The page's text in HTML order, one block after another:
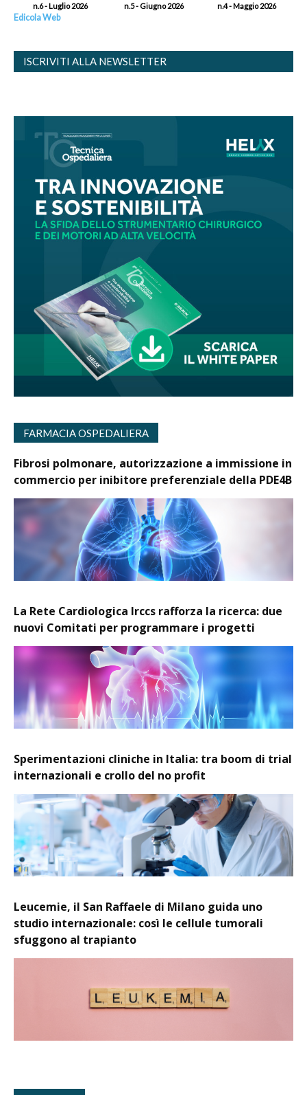
n.6 - Luglio 2026 n.5 - Giugno 2026 n.4 - Maggio 2026
Edicola Web
ISCRIVITI ALLA NEWSLETTER
FARMACIA OSPEDALIERA
Fibrosi polmonare, autorizzazione a immissione in
commercio per inibitore preferenziale della PDE4B
La Rete Cardiologica Irccs rafforza la ricerca: due
nuovi Comitati per programmare i progetti
Sperimentazioni cliniche in Italia: tra boom di trial
internazionali e crollo del no profit
Leucemie, il San Raffaele di Milano guida uno
studio internazionale: così le cellule tumorali
sfuggono al trapianto